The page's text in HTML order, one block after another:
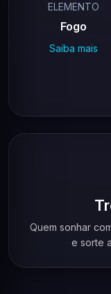
ELEMENTO
Fogo
Saiba mais
Quem sonhar
e sorte